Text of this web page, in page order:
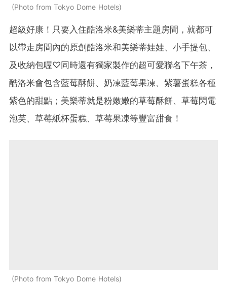
Photo from Tokyo Dome Hotels
超級好康！只要入住酷洛米&美樂蒂主題房間，就都可
以帶走房間內的原創酷洛米和美樂蒂娃娃、小手提包、
及收納包喔♡同時還有獨家製作的超可愛聯名下午茶，
酷洛米會包含藍莓酥餅、奶凍藍莓果凍、紫薯蛋糕各種
紫色的甜點；美樂蒂就是粉嫩嫩的草莓酥餅、草莓閃電
泡芙、草莓紙杯蛋糕、草莓果凍等豐富甜食！
Photo from Tokyo Dome Hotels